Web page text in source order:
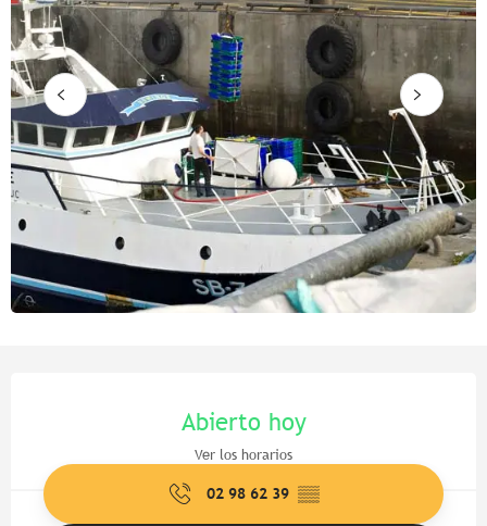
Abierto hoy
Ver los horarios
02 98 62 39 ▒▒